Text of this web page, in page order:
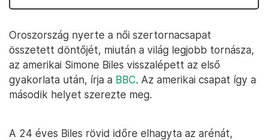
Oroszország nyerte a női szertornacsapat
összetett döntőjét, miután a világ legjobb tornásza,
az amerikai Simone Biles visszalépett az első
gyakorlata után, írja a BBC. Az amerikai csapat így a
második helyet szerezte meg.
A 24 éves Biles rövid időre elhagyta az arénát,